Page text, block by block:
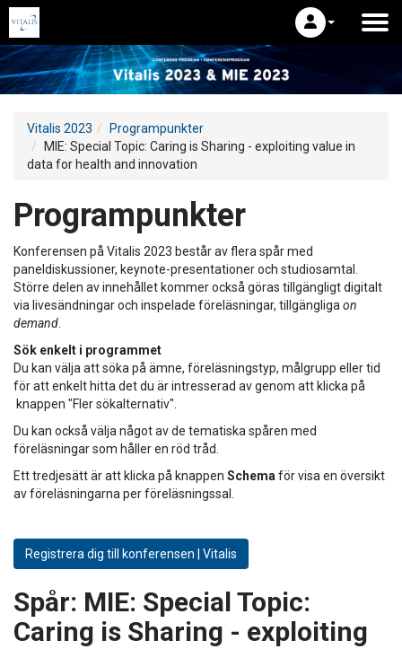
Vitalis 2023
Programpunkter
MIE: Special Topic: Caring is Sharing - exploiting value in
data for health and innovation
Programpunkter
Konferensen på Vitalis 2023 består av flera spår med
paneldiskussioner, keynote-presentationer och studiosamtal.
Större delen av innehållet kommer också göras tillgängligt digitalt
via livesändningar och inspelade föreläsningar, tillgängliga on
demand
Sök enkelt i programmet
Du kan välja att söka på ämne, föreläsningstyp, målgrupp eller tid
för att enkelt hitta det du är intresserad av genom att klicka på
knappen "Fler sökalternativ".
Du kan också välja något av de tematiska spåren med
föreläsningar som håller en röd tråd.
Ett tredjesätt är att klicka på knappen Schema för visa en översikt
av föreläsningarna per föreläsningssal.
Registrera dig till konferensen | Vitalis
Spår: MIE: Special Topic:
Caring is Sharing - exploiting